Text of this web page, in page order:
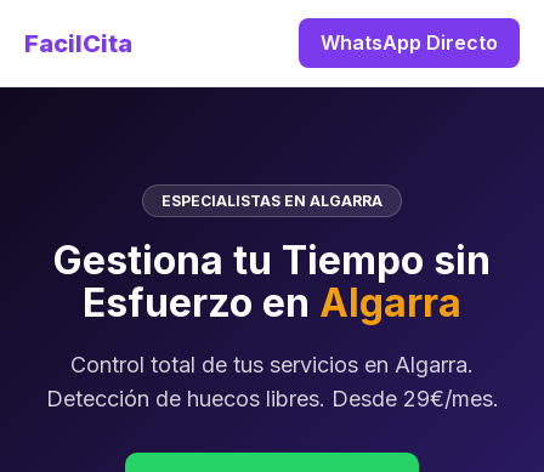
FacilCita WhatsApp Directo
ESPECIALISTAS EN ALGARRA
Gestiona tu Tiempo sin
Esfuerzo en Algarra
Control total de tus servicios en Algarra.
Detección de huecos libres. Desde 29€/mes.